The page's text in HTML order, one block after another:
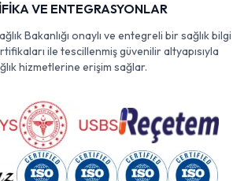
VE ENTEGRASYONLAR
Bakanlığı onaylı ve entegreli bir sağlık bilgi
ile tescillenmiş güvenilir altyapısıyla
hizmetlerine erişim sağlar.